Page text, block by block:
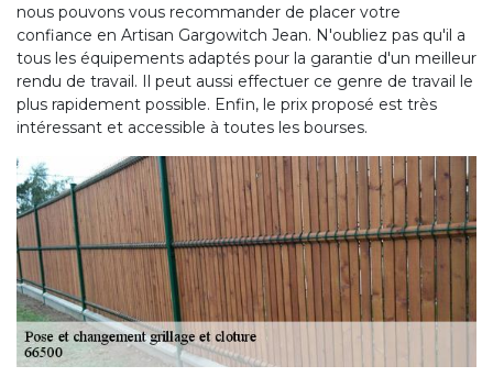
nous pouvons vous recommander de placer votre
confiance en Artisan Gargowitch Jean. N'oubliez pas qu'il a
tous les équipements adaptés pour la garantie d'un meilleur
rendu de travail. Il peut aussi effectuer ce genre de travail le
plus rapidement possible. Enfin, le prix proposé est très
intéressant et accessible à toutes les bourses.